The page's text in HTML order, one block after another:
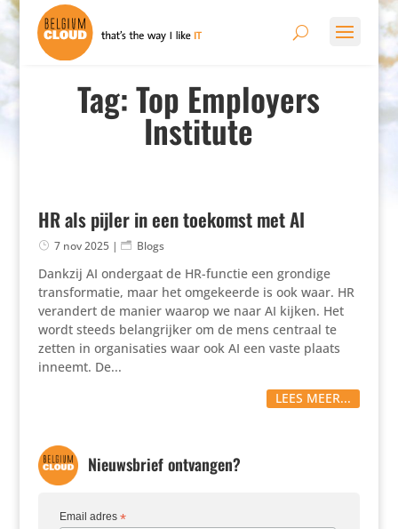
Tag: Top Employers
Institute
HR als pijler in een toekomst met AI
7 nov 2025| Blogs
Dankzij AI ondergaat de HR-functie een grondige
transformatie, maar het omgekeerde is ook waar. HR
verandert de manier waarop we naar AI kijken. Het
wordt steeds belangrijker om de mens centraal te
zetten in organisaties waar ook AI een vaste plaats
inneemt. De...
LEES MEER...
Nieuwsbrief ontvangen?
Email adres *